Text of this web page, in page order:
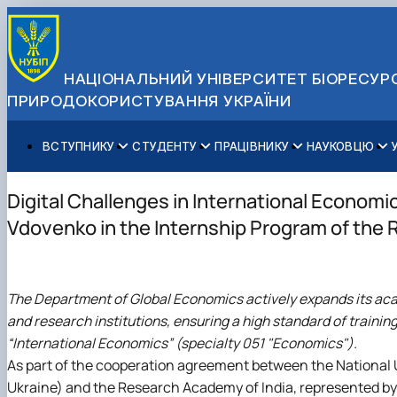
НАЦІОНАЛЬНИЙ УНІВЕРСИТЕТ
ПРИРОДОКОРИСТУВАННЯ УКРАЇНИ
ВСТУПНИКУ
Вступ до НУБіП України 2026
Приймальна комісія
Правила прийому
Для осіб з тимчасово окупованих територій
Для іноземців / For foreigners
Військова освіта
СТУДЕНТУ
Навчання
Додаткова освіта
Позанавчальна діяльність
Студентське самоврядування
ПРАЦІВНИКУ
Освітній процес
Міжнародна діяльність
Довідкова інформація
Профспілкова організація
НАУКОВЦЮ
Наукова діяльність
Аспіранту / Докторанту
Захисти дисертацій
Законодавче та нормативне забезпечення
Наукові видання
Наука для бізнесу
Управління і самоврядування
Загальна інформація
Офіційні документи
Стратегія розвитку на період 2026-2030рр.
Офіційна символіка
Антикорупційні заходи
Гендерна радниця
Контактна інформація
Digital Challenges in International
Vdovenko in the Internship Program of the
The Department of Global Economics actively expands its
and research institutions, ensuring a high standard of
“International Economics” (specialty 051 "Economics").
As part of the cooperation agreement between the
Ukraine) and the Research Academy of India, represented